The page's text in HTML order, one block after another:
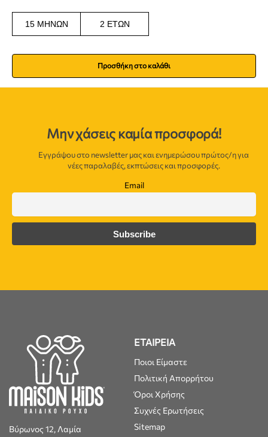
15 ΜΗΝΏΝ 2 ΕΤΏΝ
Προσθήκη στο καλάθι
Μην χάσεις καμία προσφορά!
Εγγράψου στο newsletter μας και ενημερώσου πρώτος/η για
νέες παραλαβές, εκπτώσεις και προσφορές.
Email
Βύρωνος 12, Λαμία
ΕΤΑΙΡΕΙΑ
Ποιοι Είμαστε
Πολιτική Απορρήτου
Όροι Χρήσης
Συχνές Ερωτήσεις
Sitemap